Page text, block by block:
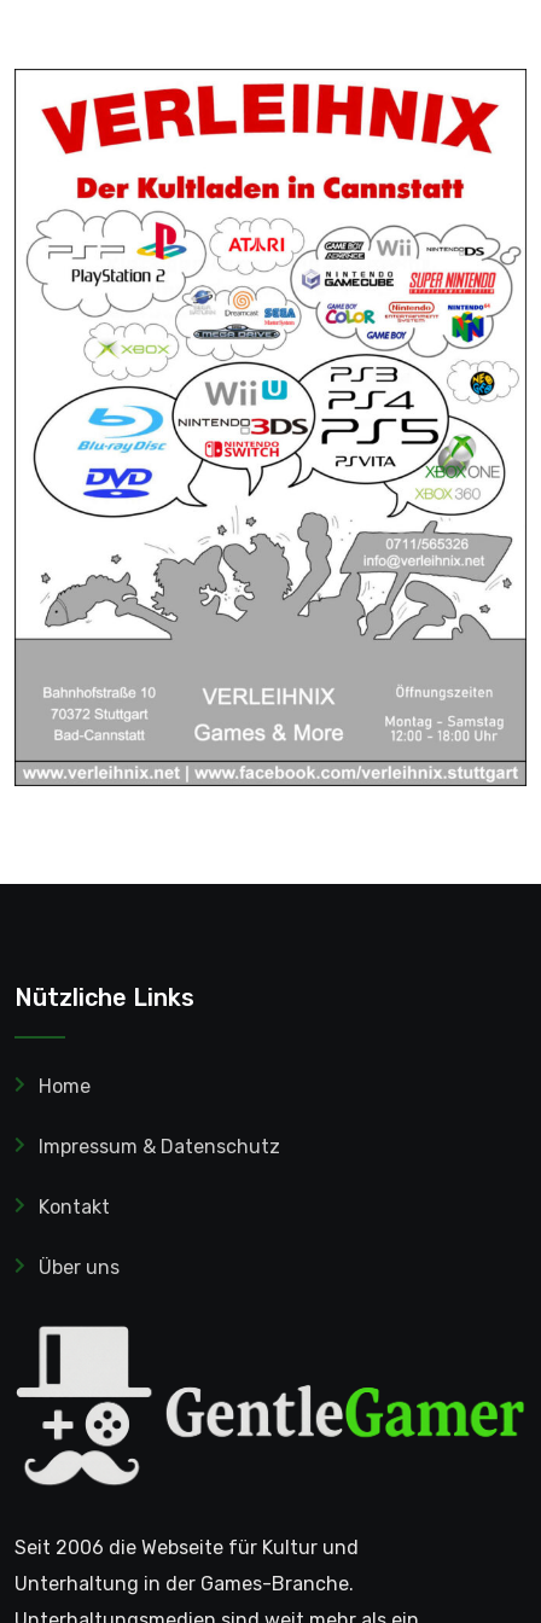
Nützliche Links
Home
Impressum & Datenschutz
Kontakt
Über uns
Seit 2006 die Webseite für Kultur und
Unterhaltung in der Games-Branche.